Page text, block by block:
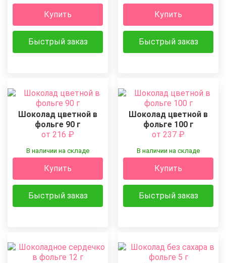
Купить
Быстрый заказ
Купить
Быстрый заказ
Шоколад цветной в
фольге 90 г
от 216 ₽
В наличии на складе
Купить
Быстрый заказ
Шоколад цветной в
фольге 100 г
от 237 ₽
В наличии на складе
Купить
Быстрый заказ